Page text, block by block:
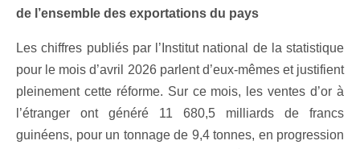
de l’ensemble des exportations du pays
Les chiffres publiés par l’Institut national de la statistique
pour le mois d’avril 2026 parlent d’eux-mêmes et justifient
pleinement cette réforme. Sur ce mois, les ventes d’or à
l’étranger ont généré 11 680,5 milliards de francs
guinéens, pour un tonnage de 9,4 tonnes, en progression